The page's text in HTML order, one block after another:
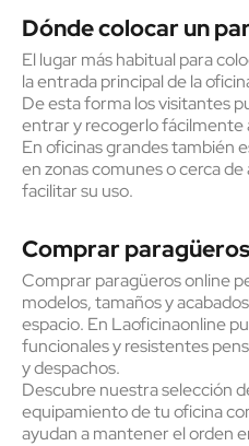
Dónde colocar un
El lugar más habitual para
la entrada principal de la
De esta forma los visitantes
entrar y recogerlo fácilmente
En oficinas grandes también
en zonas comunes o cerca
facilitar su uso.
Comprar
Comprar paragüeros online
modelos, tamaños y
espacio. En Laoficinaonline
funcionales y resistentes
y despachos.
Descubre nuestra selección
equipamiento de tu oficina
ayudan a mantener el orden